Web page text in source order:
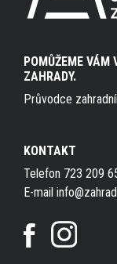
POMŮŽEME VÁM
ZAHRADY.
Průvodce
KONTAKT
Telefon 723 209
E-mail